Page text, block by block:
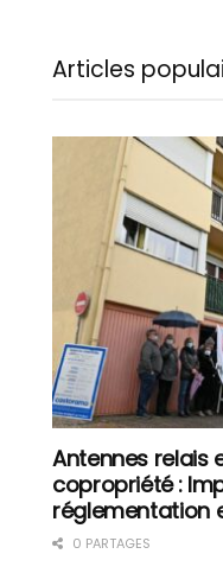
Articles
Antennes relais
copropriété :
réglementation
0 PARTAGES